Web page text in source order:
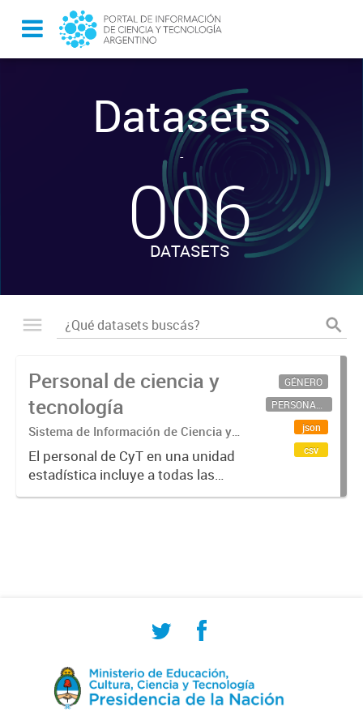
Datasets
-
006
DATASETS
Personal de ciencia y
tecnología
Sistema de Información de Ciencia y
Tecnología Argentino (SICYTAR)
El personal de CyT en una unidad
estadística incluye a todas las
personas involucradas
GÉNERO
PERSONAL CIENTÍFICO-TECNOLÓGICO
json
csv